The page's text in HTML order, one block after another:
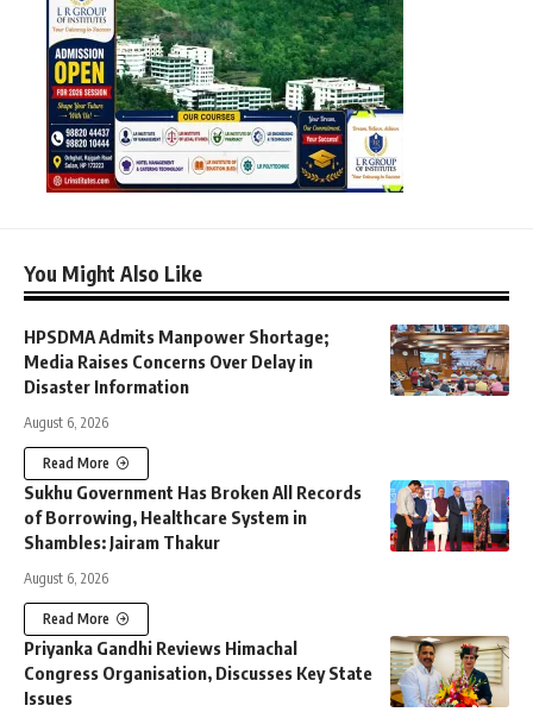
You Might Also Like
HPSDMA Admits Manpower Shortage;
Media Raises Concerns Over Delay in
Disaster Information
August 6, 2026
Read More
Sukhu Government Has Broken All Records
of Borrowing, Healthcare System in
Shambles: Jairam Thakur
August 6, 2026
Read More
Priyanka Gandhi Reviews Himachal
Congress Organisation, Discusses Key State
Issues